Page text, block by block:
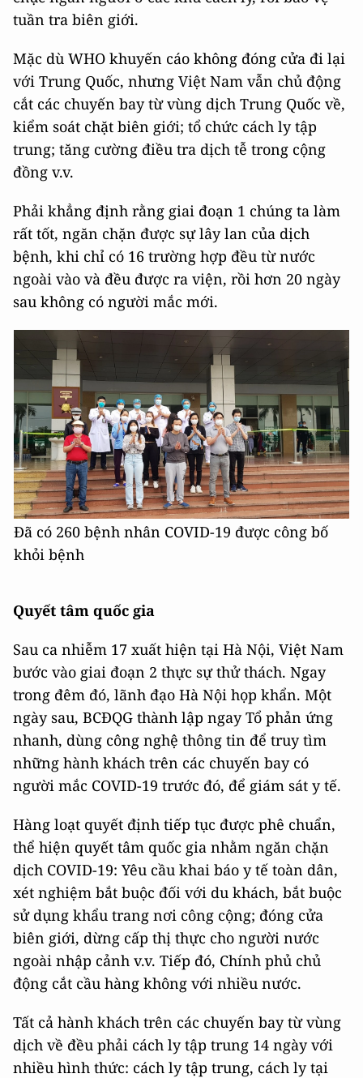
tuần tra biên giới.
Mặc dù WHO khuyến cáo không đóng cửa đi lại
với Trung Quốc, nhưng Việt Nam vẫn chủ động
cắt các chuyến bay từ vùng dịch Trung Quốc về,
kiểm soát chặt biên giới; tổ chức cách ly tập
trung; tăng cường điều tra dịch tễ trong cộng
đồng v.v.
Phải khẳng định rằng giai đoạn 1 chúng ta làm
rất tốt, ngăn chặn được sự lây lan của dịch
bệnh, khi chỉ có 16 trường hợp đều từ nước
ngoài vào và đều được ra viện, rồi hơn 20 ngày
sau không có người mắc mới.
Đã có 260 bệnh nhân COVID-19 được công bố
khỏi bệnh
Quyết tâm quốc gia
Sau ca nhiễm 17 xuất hiện tại Hà Nội, Việt Nam
bước vào giai đoạn 2 thực sự thử thách. Ngay
trong đêm đó, lãnh đạo Hà Nội họp khẩn. Một
ngày sau, BCĐQG thành lập ngay Tổ phản ứng
nhanh, dùng công nghệ thông tin để truy tìm
những hành khách trên các chuyến bay có
người mắc COVID-19 trước đó, để giám sát y tế.
Hàng loạt quyết định tiếp tục được phê chuẩn,
thể hiện quyết tâm quốc gia nhằm ngăn chặn
dịch COVID-19: Yêu cầu khai báo y tế toàn dân,
xét nghiệm bắt buộc đối với du khách, bắt buộc
sử dụng khẩu trang nơi công cộng; đóng cửa
biên giới, dừng cấp thị thực cho người nước
ngoài nhập cảnh v.v. Tiếp đó, Chính phủ chủ
động cắt cầu hàng không với nhiều nước.
Tất cả hành khách trên các chuyến bay từ vùng
dịch về đều phải cách ly tập trung 14 ngày với
nhiều hình thức: cách ly tập trung, cách ly tại